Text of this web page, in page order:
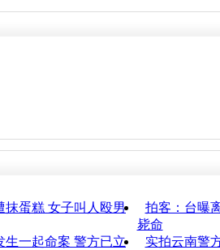
抹蛋糕 女子叫人殴男
拍客：台曝
毙命
生一起命案 警方已立
实拍云南警